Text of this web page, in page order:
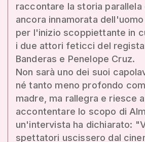
raccontare la storia parallela
ancora innamorata
per l'inizio scoppiettante in
i due attori feticci del
Banderas e Penelope Cruz.
Non sarà uno dei suoi
né tanto meno profondo
madre, ma rallegra e riesce
accontentare lo scopo di
un'intervista ha dichiarato:
spettatori uscissero dal